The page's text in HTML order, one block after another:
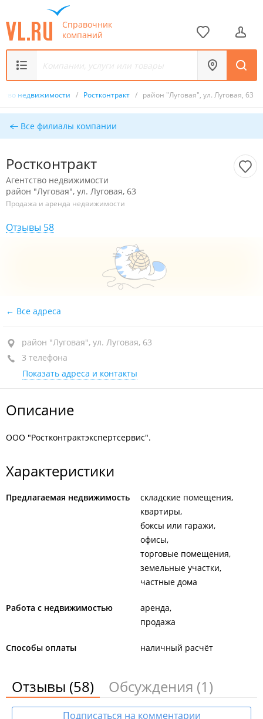
Справочник
компаний
недвижимости / Ростконтракт / район "Луговая", ул. Луговая, 63
Все филиалы компании
Ростконтракт
Агентство недвижимости
район "Луговая", ул. Луговая, 63
Продажа и аренда недвижимости
Отзывы 58
Все адреса
район "Луговая", ул. Луговая, 63
3 телефона
Показать адреса и контакты
Описание
ООО "Ростконтрактэкспертсервис".
Характеристики
Предлагаемая недвижимость
складские помещения
квартиры
боксы или гаражи
офисы
торговые помещения
земельные участки
частные дома
Работа с недвижимостью
аренда
продажа
Способы оплаты наличный расчёт
Отзывы (58) Обсуждения (1)
Подписаться на комментарии